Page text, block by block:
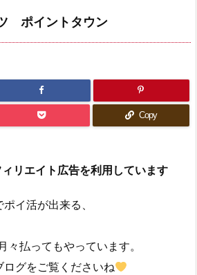
ポイントタウン
Copy
リエイト広告を利用しています
イ活が出来る、
々払ってもやっています。
グをご覧くださいね